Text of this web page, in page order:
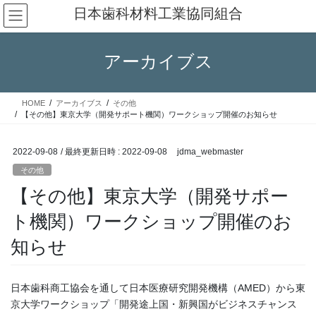
コ
ン
テ
ス
ナ
ビ
ゲ
ン
日本歯科材料工業協同組合
アーカイブス
HOME アーカイブス
その他
【その他】東京大学（開発サポート機関）ワークショップ開催のお知らせ
2022-09-08 / 最終更新日時 : 2022-09-08 jdma_webmaster
その他
【その他】東京大学（開発サポー
ト機関）ワークショップ開催のお
知らせ
日本歯科商工協会を通して日本医療研究開発機構（AMED）から東
京大学ワークショップ「開発途上国・新興国がビジネスチャンス